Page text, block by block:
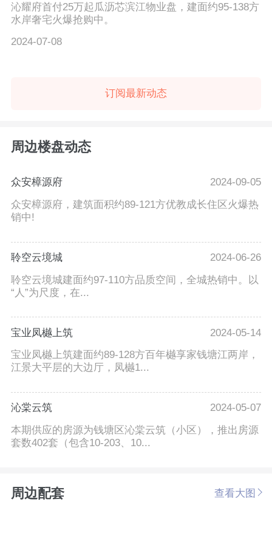
沁耀府首付25万起瓜沥芯滨江物业盘，建面约95-138方
水岸奢宅火爆抢购中。
2024-07-08
订阅最新动态
周边楼盘动态
众安樟源府
2024-09-05
众安樟源府，建筑面积约89-121方优教成长住区火爆热
销中!
聆空云境城
2024-06-26
聆空云境城建面约97-110方品质空间，全城热销中。以
“人”为尺度，在...
宝业凤樾上筑
2024-05-14
宝业凤樾上筑建面约89-128方百年樾享家钱塘江两岸，
江景大平层的大边厅，凤樾1...
沁棠云筑
2024-05-07
本期供应的房源为钱塘区沁棠云筑（小区），推出房源
套数402套（包含10-203、10...
周边配套 查看大图